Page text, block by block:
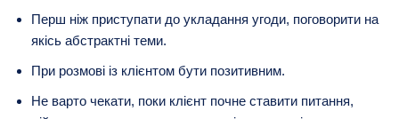
Перш ніж приступати до укладання угоди, поговорити на
якісь абстрактні теми.
При розмові із клієнтом бути позитивним.
Не варто чекати, поки клієнт почне ставити питання,